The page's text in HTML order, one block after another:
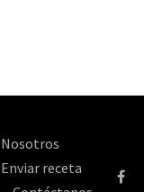
Nosotros
Enviar receta